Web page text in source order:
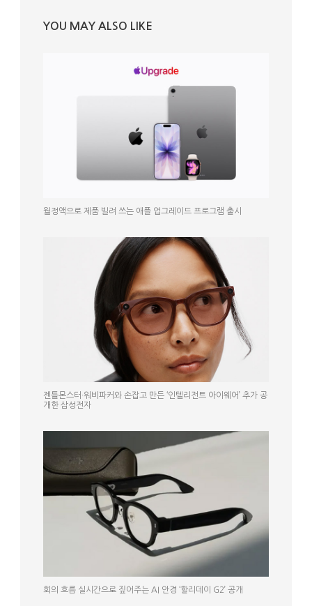
YOU MAY ALSO LIKE
월정액으로 제품 빌려 쓰는 애플 업그레이드 프로그램 출시
젠틀몬스터·워비파커와 손잡고 만든 ‘인텔리전트 아이웨어’ 추가 공
개한 삼성전자
회의 흐름 실시간으로 짚어주는 AI 안경 ‘할리데이 G2’ 공개